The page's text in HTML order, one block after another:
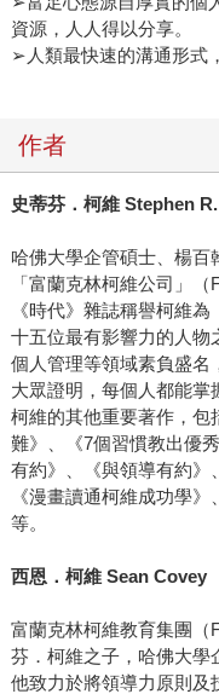
資源，人人得以分享。
➢人類最快速的溝通形式
作者
史蒂芬．柯維 Stephen
哈佛大學企管碩士、楊
「富蘭克林柯維公司」
《時代》雜誌稱譽柯維
十五位最有影響力的人物
個人管理等領域素負盛名
大眾證明，每個人都能掌
柯維的其他重要著作，包
難》、《7個習慣教出優
有約》、《與領導有約》
《漫畫讀通柯維成功學
等。
西恩．柯維 Sean Covey
富蘭克林柯維教育集團（
芬．柯維之子，哈佛大學
他致力於將領導力原則及